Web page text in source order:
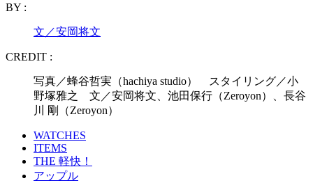
BY :
文／安岡将文
CREDIT :
写真／蜂谷哲実（hachiya studio） スタイリング／小
野塚雅之 文／安岡将文、池田保行（Zeroyon）、長谷
川 剛（Zeroyon）
WATCHES
ITEMS
THE 軽快！
アップル